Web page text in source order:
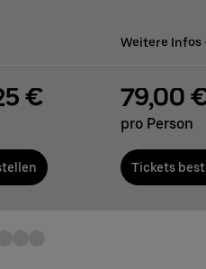
€
Weitere Infos
79,00
pro Person
Tickets